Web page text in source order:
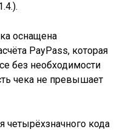
оснащена
PayPass, которая
без необходимости
чека не превышает
кода